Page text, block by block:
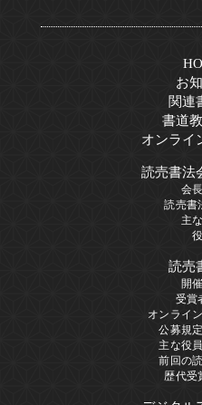
お
関連
書道
オンライ
読売書法
会
読売書
主
読売
開
受賞
オンライ
公募規
主な役
前回の
歴代受